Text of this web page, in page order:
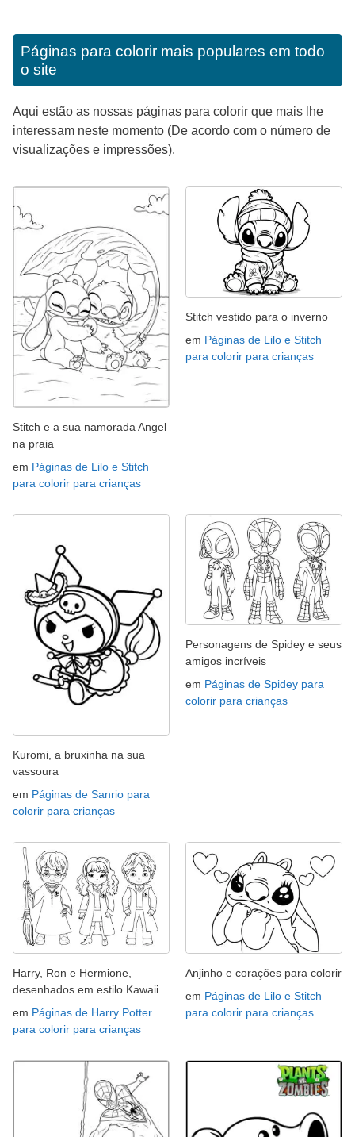
Páginas para colorir mais populares em todo
o site
Aqui estão as nossas páginas para colorir que mais lhe
interessam neste momento (De acordo com o número de
visualizações e impressões).
Stitch e a sua namorada Angel
na praia
em Páginas de Lilo e Stitch
para colorir para crianças
Stitch vestido para o inverno
em Páginas de Lilo e Stitch
para colorir para crianças
Kuromi, a bruxinha na sua
vassoura
em Páginas de Sanrio para
colorir para crianças
Personagens de Spidey e seus
amigos incríveis
em Páginas de Spidey para
colorir para crianças
Harry, Ron e Hermione,
desenhados em estilo Kawaii
em Páginas de Harry Potter
para colorir para crianças
Anjinho e corações para colorir
em Páginas de Lilo e Stitch
para colorir para crianças